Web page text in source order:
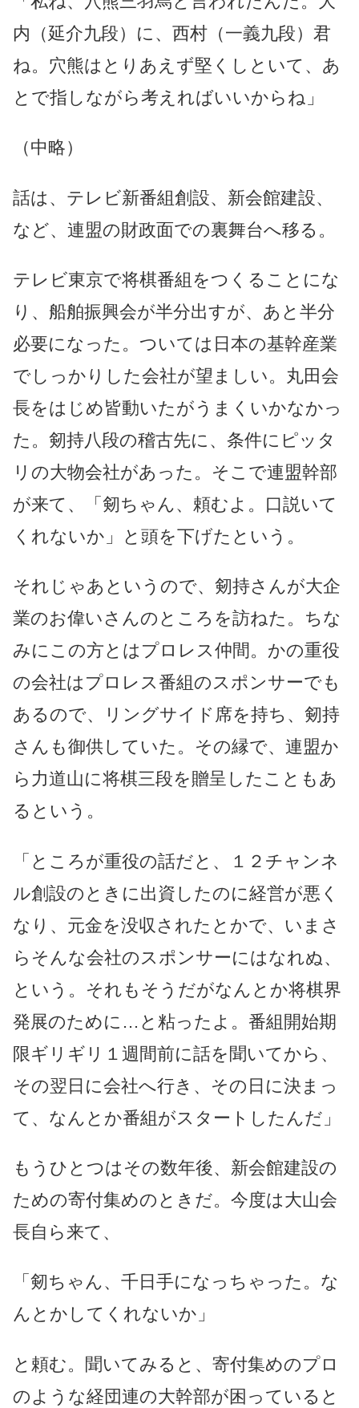
内（延介九段）に、西村（一義九段）君
ね。穴熊はとりあえず堅くしといて、あ
とで指しながら考えればいいからね」
（中略）
話は、テレビ新番組創設、新会館建設、
など、連盟の財政面での裏舞台へ移る。
テレビ東京で将棋番組をつくることにな
り、船舶振興会が半分出すが、あと半分
必要になった。ついては日本の基幹産業
でしっかりした会社が望ましい。丸田会
長をはじめ皆動いたがうまくいかなかっ
た。剱持八段の稽古先に、条件にピッタ
リの大物会社があった。そこで連盟幹部
が来て、「剱ちゃん、頼むよ。口説いて
くれないか」と頭を下げたという。
それじゃあというので、剱持さんが大企
業のお偉いさんのところを訪ねた。ちな
みにこの方とはプロレス仲間。かの重役
の会社はプロレス番組のスポンサーでも
あるので、リングサイド席を持ち、剱持
さんも御供していた。その縁で、連盟か
ら力道山に将棋三段を贈呈したこともあ
るという。
「ところが重役の話だと、１２チャンネ
ル創設のときに出資したのに経営が悪く
なり、元金を没収されたとかで、いまさ
らそんな会社のスポンサーにはなれぬ、
という。それもそうだがなんとか将棋界
発展のために…と粘ったよ。番組開始期
限ギリギリ１週間前に話を聞いてから、
その翌日に会社へ行き、その日に決まっ
て、なんとか番組がスタートしたんだ」
もうひとつはその数年後、新会館建設の
ための寄付集めのときだ。今度は大山会
長自ら来て、
「剱ちゃん、千日手になっちゃった。な
んとかしてくれないか」
と頼む。聞いてみると、寄付集めのプロ
のような経団連の大幹部が困っていると